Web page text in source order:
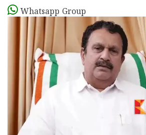
Whatsapp Group